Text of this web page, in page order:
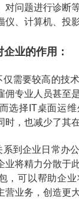
对问题进行诊断
、计算机、投影
业的作用：
仅需要较高的技
佣专业人员甚至
选择IT桌面运
时，也减少了其
系到企业日常办
业将精力分散于
，可以帮助企
营业务，创造更